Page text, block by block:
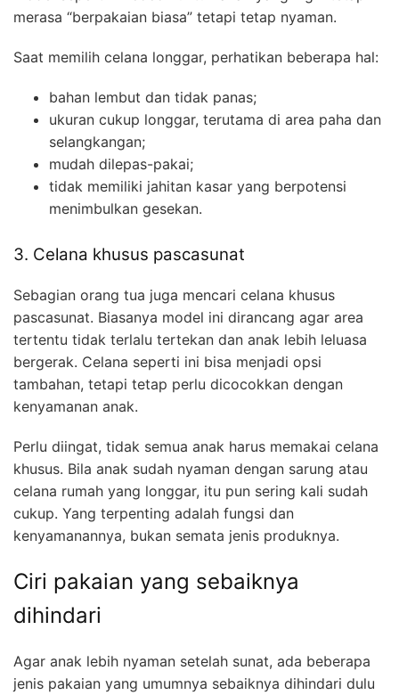
merasa “berpakaian biasa” tetapi tetap nyaman.
Saat memilih celana longgar, perhatikan beberapa hal:
bahan lembut dan tidak panas;
ukuran cukup longgar, terutama di area paha dan
selangkangan;
mudah dilepas-pakai;
tidak memiliki jahitan kasar yang berpotensi
menimbulkan gesekan.
3. Celana khusus pascasunat
Sebagian orang tua juga mencari celana khusus
pascasunat. Biasanya model ini dirancang agar area
tertentu tidak terlalu tertekan dan anak lebih leluasa
bergerak. Celana seperti ini bisa menjadi opsi
tambahan, tetapi tetap perlu dicocokkan dengan
kenyamanan anak.
Perlu diingat, tidak semua anak harus memakai celana
khusus. Bila anak sudah nyaman dengan sarung atau
celana rumah yang longgar, itu pun sering kali sudah
cukup. Yang terpenting adalah fungsi dan
kenyamanannya, bukan semata jenis produknya.
Ciri pakaian yang sebaiknya
dihindari
Agar anak lebih nyaman setelah sunat, ada beberapa
jenis pakaian yang umumnya sebaiknya dihindari dulu